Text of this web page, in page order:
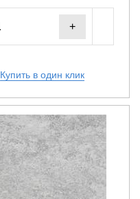
+
Купить в один клик